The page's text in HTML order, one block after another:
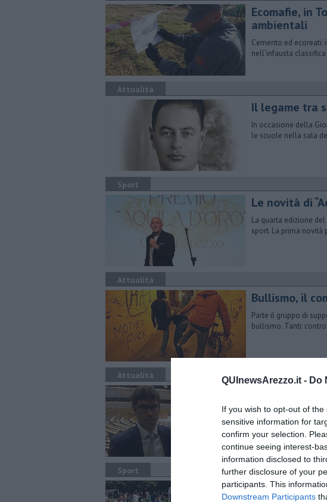
QUInewsArezzo.it - Do
If you wish to opt-out of
sensitive information for
confirm your selection.
continue seeing interest-
information disclosed to
further disclosure of your
participants. This
Downstream Participants
Ecomafie, in
ambientali
Cemento ed
nell'infausta
Attualità
Il legame tra
In occasione della
le scuole nella sala
Sport
Le novità di
La quarta edizione
sport. La prima novità
Attualità
Bullismo, il
Parte il gruppo di
bullismo. Tanti:
Attualità
Iniziativa del Liceo
Panathlon Club e
Sport
Tutti gli sport